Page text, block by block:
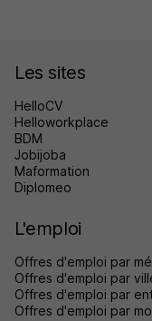
Les sites
HelloCV
Helloworkplace
BDM
Jobijoba
Maformation
Diplomeo
L'emploi
Offres d'emploi par
Offres d'emploi par
Offres d'emploi par
Offres d'emploi par